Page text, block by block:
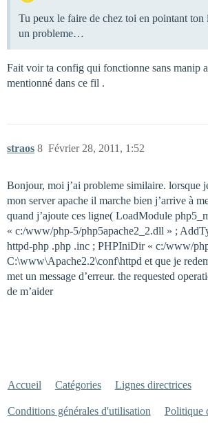
Tu peux le faire de chez toi en pointant ton
un probleme…
Fait voir ta config qui fonctionne sans manip
mentionné dans ce fil .
straos Février 28, 2011, 1:52
8
Bonjour, moi j’ai probleme similaire. lorsque
mon server apache il marche bien j’arrive à
quand j’ajoute ces ligne( LoadModule
« c:/www/php-5/php5apache2_2.dll » ;
httpd-php .php .inc ; PHPIniDir « c:/www/
C:\www\Apache2.2\conf\httpd et que je
met un message d’erreur. the requested
de m’aider
Accueil Catégories Lignes directrices
Conditions générales d'utilisation Politique